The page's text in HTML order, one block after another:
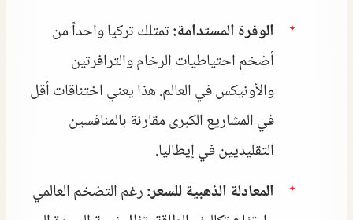
الوفرة المستدامة:تمتلك تركيا واحداً من
أضخم احتياطيات الرخام والترافرتين
والأونيكس في العالم. هذا يعني اختناقات أقل
في المشاريع الكبرى مقارنة بالمنافسين
التقليديين في إيطاليا.
المعادلة الذهبية للسعر:رغم التضخم العالمي